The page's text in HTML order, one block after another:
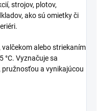
strojov, plotov,
ako sú omietky či
alebo striekaním
°C. Vyznačuje sa
a vynikajúcou